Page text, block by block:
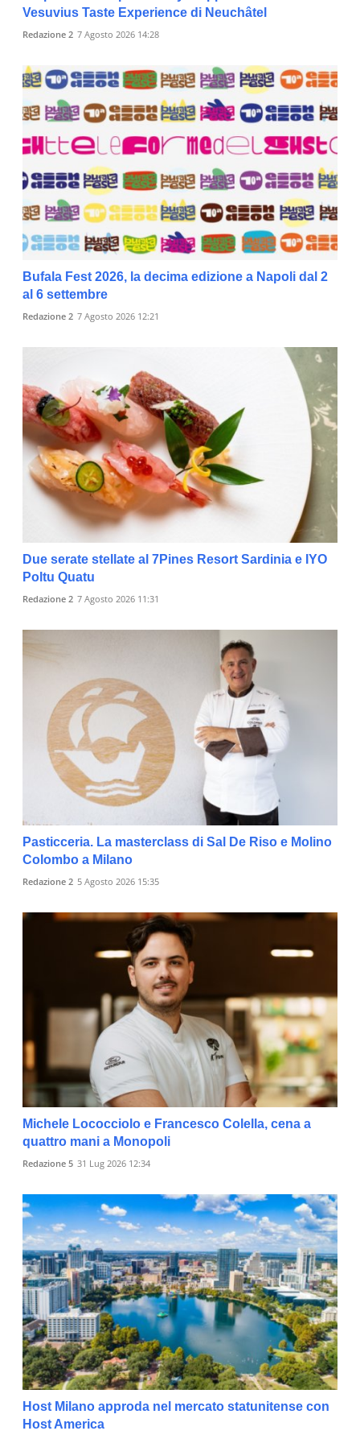
Vesuvius Taste Experience di Neuchâtel
Redazione 2 7 Agosto 2026 14:28
Bufala Fest 2026, la decima edizione a Napoli dal 2
al 6 settembre
Redazione 2 7 Agosto 2026 12:21
Due serate stellate al 7Pines Resort Sardinia e IYO
Poltu Quatu
Redazione 2 7 Agosto 2026 11:31
Pasticceria. La masterclass di Sal De Riso e Molino
Colombo a Milano
Redazione 2 5 Agosto 2026 15:35
Michele Lococciolo e Francesco Colella, cena a
quattro mani a Monopoli
Redazione 5 31 Lug 2026 12:34
Host Milano approda nel mercato statunitense con
Host America